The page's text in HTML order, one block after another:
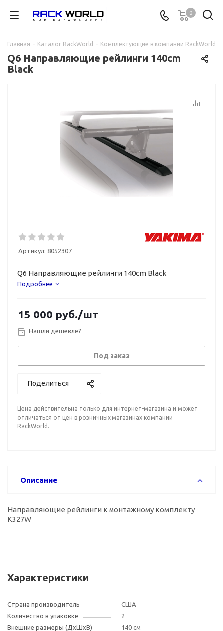
0
Главная - Каталог RackWorld - Комплектующие в компании RackWorld
Q6 Направляющие рейлинги 140cm
Black
Артикул: 8052307
Q6 Направляющие рейлинги 140cm Black
Подробнее
15 000 руб./шт
Нашли дешевле?
Под заказ
Поделиться
Цена действительна только для интернет-магазина и может
отличаться от цен в розничных магазинах компании
RackWorld.
Описание
Направляющие рейлинги к монтажному комплекту
K327W
Характеристики
Страна производитель
США
Количество в упаковке
2
Внешние размеры (ДxШxВ)
140 см